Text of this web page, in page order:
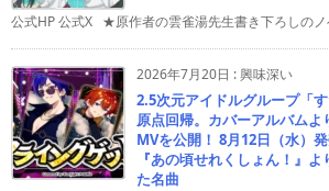
公式HP 公式X ★原作者の雲雀湯先生書き下ろしのノ
2026年7月20日 :興味深い
2.5次元アイドルグループ「
原点回帰。カバーアルバムよ
MVを公開！ 8月12日（水）
『あの頃せれくしょん！』
た名曲